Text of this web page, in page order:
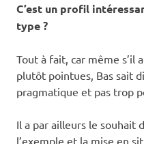
C’est un profil
type ?
Tout à fait, car même s’il
plutôt pointues, Bas sait
pragmatique et pas trop
Il a par ailleurs le souhait
l’exemple et la mise en